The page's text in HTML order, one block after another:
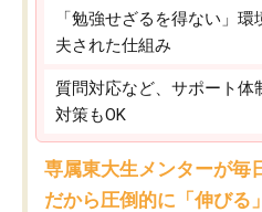
「勉強せざるを得ない」
夫された仕組み
質問対応など、サポート体
対策もOK
専属東大生メンターが毎
だから圧倒的に「伸びる」